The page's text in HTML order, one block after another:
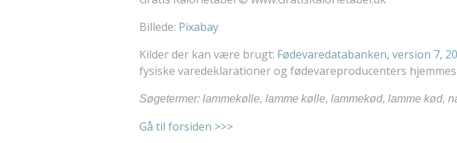
Billede: Pixabay
Kilder der kan være brugt: Fødevaredatabanken, version 7,
fysiske varedeklarationer og fødevareproducenters
Søgetermer: lammekølle, lamme kølle, lammekød, lamme
Gå til forsiden >>>